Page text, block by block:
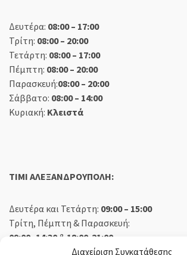
Διαχείριση Συγκατάθεσης
Δευτέρα: 08:00 – 17:00
Τρίτη: 08:00 – 20:00
Τετάρτη: 08:00 – 17:00
Πέμπτη: 08:00 – 20:00
Παρασκευή:08:00 – 20:00
Σάββατο: 08:00 – 14:00
Κυριακή: Κλειστά
TIMI ΑΛΕΞΑΝΔΡΟΥΠΟΛΗ:
Δευτέρα και Τετάρτη: 09:00 – 15:00
Τρίτη, Πέμπτη & Παρασκευή:
09:00 -14:30 & 18:00-21:00
09:00 – 14:30